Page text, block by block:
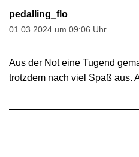
pedalling_flo
01.03.2024 um 09:06 Uhr
Aus der Not eine Tugend
trotzdem nach viel Spaß aus.